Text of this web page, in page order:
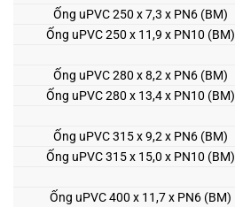
Ống uPVC 250 x 7,3 x PN6 (BM)
Ống uPVC 250 x 11,9 x PN10 (BM)
Ống uPVC 280 x 8,2 x PN6 (BM)
Ống uPVC 280 x 13,4 x PN10 (BM)
Ống uPVC 315 x 9,2 x PN6 (BM)
Ống uPVC 315 x 15,0 x PN10 (BM)
Ống uPVC 400 x 11,7 x PN6 (BM)